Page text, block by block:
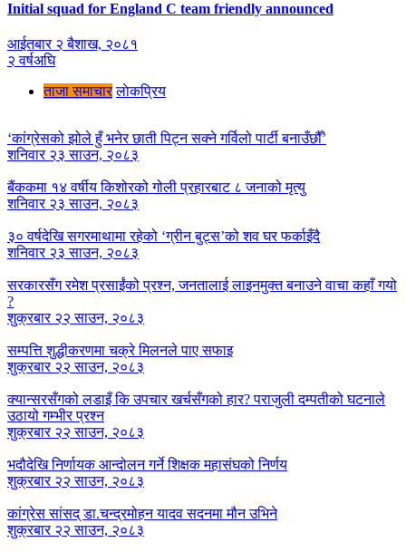
Initial squad for England C team friendly announced
आईतबार २ ब‌ैशाख, २०८१
२ वर्षअघि
ताजा समाचार लाेकप्रिय
‘कांग्रेसको झोले हुँ भनेर छाती पिट्न सक्ने गर्विलो पार्टी बनाउँछौँ’
शनिवार २३ साउन, २०८३
बैंककमा १४ वर्षीय किशोरको गोली प्रहारबाट ८ जनाको मृत्यु
शनिवार २३ साउन, २०८३
३० वर्षदेखि सगरमाथामा रहेको ‘ग्रीन बुट्स’को शव घर फर्काइँदै
शनिवार २३ साउन, २०८३
सरकारसँग रमेश प्रसाईंको प्रश्न, जनतालाई लाइनमुक्त बनाउने वाचा कहाँ गयो
?
शुक्रबार २२ साउन, २०८३
सम्पत्ति शुद्धीकरणमा चक्रे मिलनले पाए सफाइ
शुक्रबार २२ साउन, २०८३
क्यान्सरसँगको लडाइँ कि उपचार खर्चसँगको हार? पराजुली दम्पतीको घटनाले
उठायो गम्भीर प्रश्न
शुक्रबार २२ साउन, २०८३
भदौदेखि निर्णायक आन्दोलन गर्ने शिक्षक महासंघको निर्णय
शुक्रबार २२ साउन, २०८३
कांग्रेस सांसद् डा‍‍.चन्द्रमोहन यादव सदनमा मौन उभिने
शुक्रबार २२ साउन, २०८३